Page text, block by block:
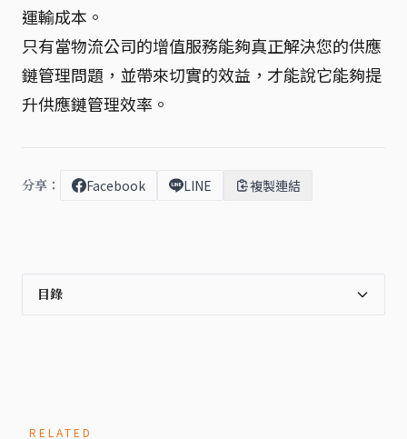
運輸成本。
只有當物流公司的增值服務能夠真正解決您的供應
鏈管理問題，並帶來切實的效益，才能說它能夠提
升供應鏈管理效率。
分享： Facebook LINE 複製連結
目錄
RELATED